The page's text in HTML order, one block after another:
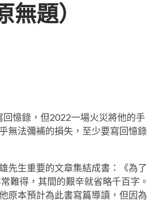
題）
憶錄，但2022一場火災將他的手
無法彌補的損失，至少要寫回憶錄
先生重要的文章集結成書：《為了
難得，其間的艱辛就省略千百字。
原本預計為此書寫篇導讀，但因為